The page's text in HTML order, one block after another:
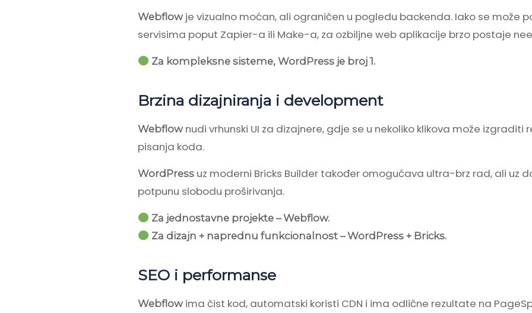
Webflowje vizualno moćan, ali ograničen u pogledu backenda. Iako se može
servisima poput Zapier-a ili Make-a, za ozbiljne web aplikacije brzo postaje
Za kompleksne sisteme, WordPress je broj 1.
Brzina dizajniranja i development
Webflownudi vrhunski UI za dizajnere, gdje se u nekoliko klikova može izgraditi
pisanja koda.
WordPress uz moderni Bricks Builder također omogućava ultra-brz rad, ali uz
potpunu slobodu proširivanja.
Za jednostavne projekte – Webflow.
Za dizajn + naprednu funkcionalnost – WordPress + Bricks.
SEO i performanse
Webflowima čist kod, automatski koristi CDN i ima odlične rezultate na